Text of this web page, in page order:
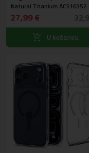
Natural Titanium ACS10352
27,99 €
U košaricu